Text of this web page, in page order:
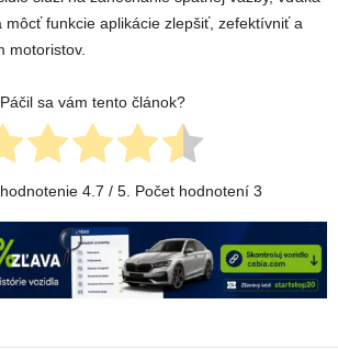
môcť funkcie aplikácie zlepšiť, zefektívniť a
motoristov.
Páčil sa vám tento článok?
4.7 / 5. Počet hodnotení 3